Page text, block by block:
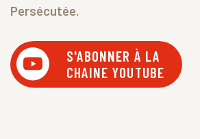
Persécutée.
S'ABONNER À LA
CHAINE YOUTUBE